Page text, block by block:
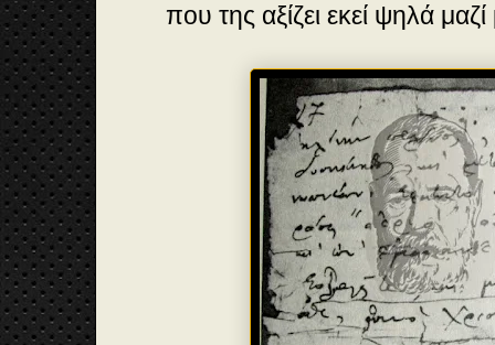
που της αξίζει εκεί ψηλά